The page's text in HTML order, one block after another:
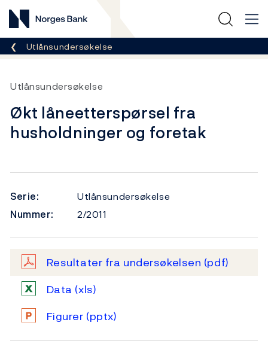
Norges Bank
Her er du nå:
Utlånsundersøkelse
Utlånsundersøkelse
Økt låneetterspørsel fra
husholdninger og foretak
Serie:
Utlånsundersøkelse
Nummer:
2/2011
Resultater fra undersøkelsen (pdf)
Data (xls)
Figurer (pptx)